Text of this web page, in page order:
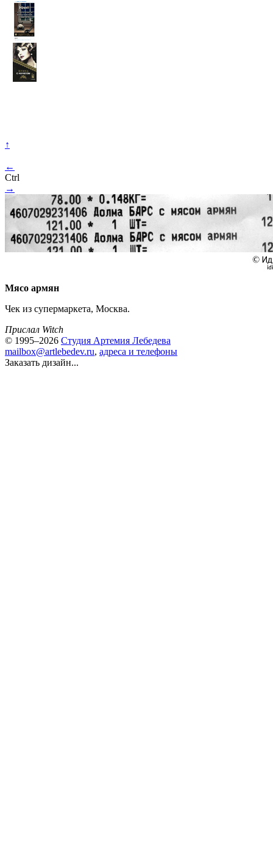
↑
←
Ctrl
→
Мясо армян
Чек из супермаркета, Москва.
Прислал Witch
© 1995–2026 Студия Артемия Лебедева
mailbox@artlebedev.ru, адреса и телефоны
Заказать дизайн...